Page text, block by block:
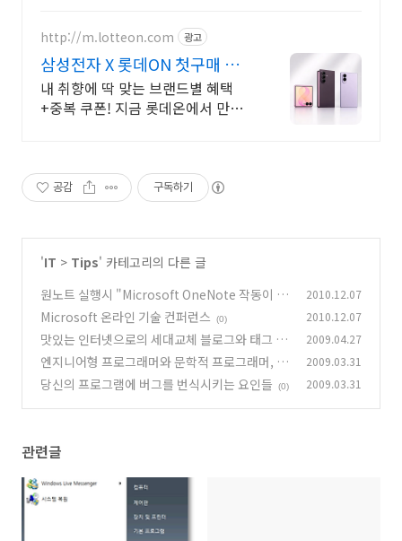
http://m.lotteon.com 광고
삼성전자 X 롯데ON 첫구매 최
대 5천원 혜택!
내 취향에 딱 맞는 브랜드별 혜택
+중복 쿠폰! 지금 롯데온에서 만나
공감 구독하기
'IT > Tips' 카테고리의 다른 글
원노트 실행시 "Microsoft OneNote 작동이 중
지되었습니다" 오류 해결방법
(14)
2010.12.07
Microsoft 온라인 기술 컨퍼런스 (0) 2010.12.07
맛있는 인터넷으로의 세대교체 블로그와 태그 시
스템의 데이터베이스 설계
(0)
2009.04.27
엔지니어형 프로그래머와 문학적 프로그래머, 그
리고 게으른 프로그래머
(0)
2009.03.31
당신의 프로그램에 버그를 번식시키는 요인들 (0) 2009.03.31
관련글